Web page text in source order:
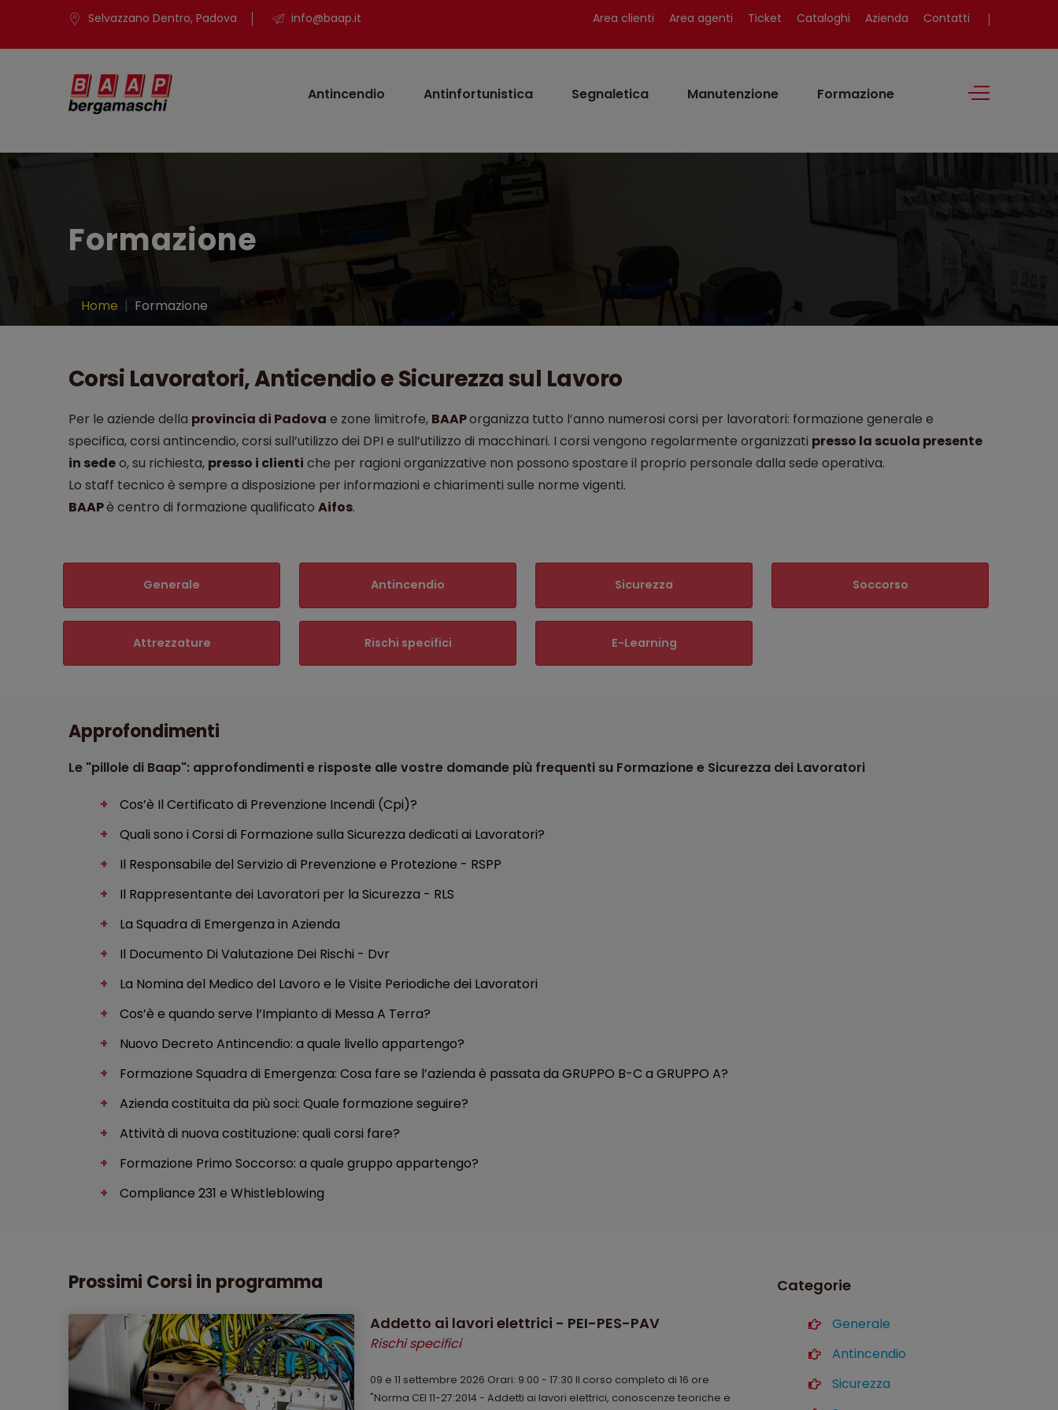
Selvazzano Dentro, Padova info@baap.it Area clienti Area agenti Ticket Cataloghi Azienda Contatti
Antincendio Antinfortunistica Segnaletica Manutenzione Formazione
Formazione
Home Formazione
Corsi Lavoratori, Anticendio e Sicurezza sul Lavoro
Per le aziende della provincia di Padova e zone limitrofe, BAAPorganizza tutto l’anno numerosi corsi per lavoratori: formazione generale e
specifica, corsi antincendio, corsi sull’utilizzo dei DPI e sull’utilizzo di macchinari. I corsi vengono regolarmente organizzati presso la scuola presente
in sedeo, su richiesta, presso i clienti che per ragioni organizzative non possono spostare il proprio personale dalla sede operativa.
Lo staff tecnico è sempre a disposizione per informazioni e chiarimenti sulle norme vigenti.
BAAPè centro di formazione qualificato Aifos.
Generale Antincendio Sicurezza Soccorso
Attrezzature Rischi specifici E-Learning
Approfondimenti
Le "pillole di Baap": approfondimenti e risposte alle vostre domande più frequenti su Formazione e Sicurezza dei Lavoratori
Cos’è Il Certificato di Prevenzione Incendi (Cpi)?
Quali sono i Corsi di Formazione sulla Sicurezza dedicati ai Lavoratori?
Il Responsabile del Servizio di Prevenzione e Protezione - RSPP
Il Rappresentante dei Lavoratori per la Sicurezza - RLS
La Squadra di Emergenza in Azienda
Il Documento Di Valutazione Dei Rischi - Dvr
La Nomina del Medico del Lavoro e le Visite Periodiche dei Lavoratori
Cos’è e quando serve l’Impianto di Messa A Terra?
Nuovo Decreto Antincendio: a quale livello appartengo?
Formazione Squadra di Emergenza: Cosa fare se l’azienda è passata da GRUPPO B-C a GRUPPO A?
Azienda costituita da più soci: Quale formazione seguire?
Attività di nuova costituzione: quali corsi fare?
Formazione Primo Soccorso: a quale gruppo appartengo?
Compliance 231 e Whistleblowing
Prossimi Corsi in programma
Addetto ai lavori elettrici - PEI-PES-PAV
Rischi specifici
09 e 11 settembre 2026 Orari: 9:00 - 17:30 Il corso completo di 16 ore
"Norma CEI 11-27:2014 - Addetti ai lavori elettrici, conoscenze teoriche e
Categorie
Generale
Antincendio
Sicurezza